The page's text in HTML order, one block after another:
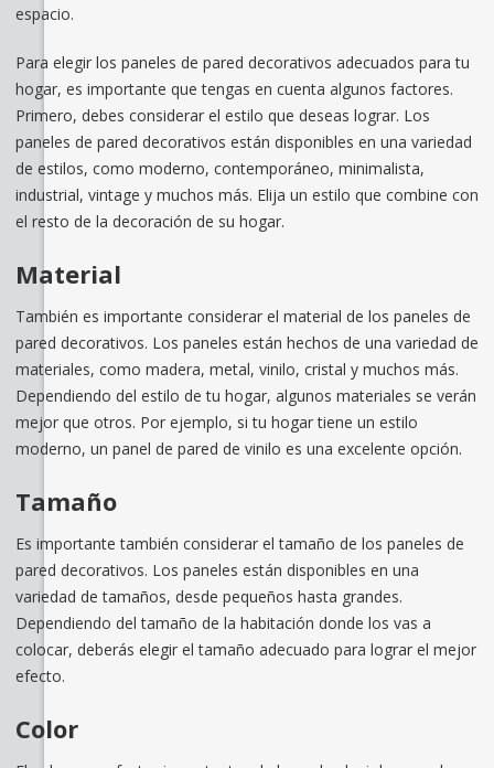
espacio.
Para elegir los paneles de pared decorativos adecuados para tu
hogar, es importante que tengas en cuenta algunos factores.
Primero, debes considerar el estilo que deseas lograr. Los
paneles de pared decorativos están disponibles en una variedad
de estilos, como moderno, contemporáneo, minimalista,
industrial, vintage y muchos más. Elija un estilo que combine con
el resto de la decoración de su hogar.
Material
También es importante considerar el material de los paneles de
pared decorativos. Los paneles están hechos de una variedad de
materiales, como madera, metal, vinilo, cristal y muchos más.
Dependiendo del estilo de tu hogar, algunos materiales se verán
mejor que otros. Por ejemplo, si tu hogar tiene un estilo
moderno, un panel de pared de vinilo es una excelente opción.
Tamaño
Es importante también considerar el tamaño de los paneles de
pared decorativos. Los paneles están disponibles en una
variedad de tamaños, desde pequeños hasta grandes.
Dependiendo del tamaño de la habitación donde los vas a
colocar, deberás elegir el tamaño adecuado para lograr el mejor
efecto.
Color